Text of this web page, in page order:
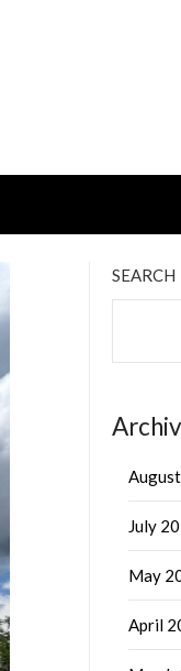
SEARCH
July
May
April